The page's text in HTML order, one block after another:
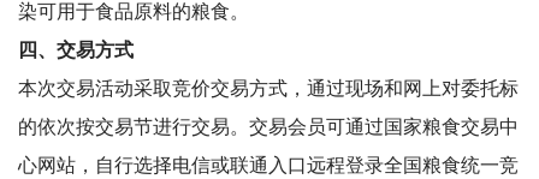
染可用于食品原料的粮食。
四、交易方式
本次交易活动采取竞价交易方式，通过现场和网上对委托标
的依次按交易节进行交易。交易会员可通过国家粮食交易中
心网站，自行选择电信或联通入口远程登录全国粮食统一竞